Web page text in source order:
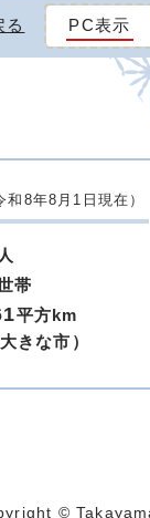
る PC表示
和8年8月1日現在）
人
帯
平方km
きな市）
©